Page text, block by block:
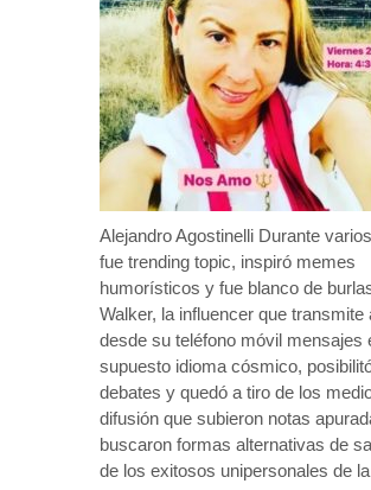
Alejandro Agostinelli Durante
fue trending topic, inspiró memes
humorísticos y fue blanco de
Walker, la influencer que transmite
desde su teléfono móvil mensajes
supuesto idioma cósmico,
debates y quedó a tiro de los
difusión que subieron notas
buscaron formas alternativas de
de los exitosos unipersonales de